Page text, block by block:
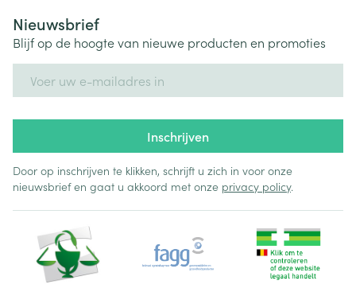
Nieuwsbrief
Blijf op de hoogte van nieuwe producten en promoties
Inschrijven
Door op inschrijven te klikken, schrijft u zich in voor onze
nieuwsbrief en gaat u akkoord met onze privacy policy.